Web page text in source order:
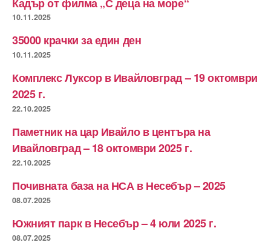
10.11.2025
35000 крачки за един ден
10.11.2025
Комплекс Луксор в Ивайловград – 19 октомври
2025 г.
22.10.2025
Паметник на цар Ивайло в центъра на
Ивайловград – 18 октомври 2025 г.
22.10.2025
Почивната база на НСА в Несебър – 2025
08.07.2025
Южният парк в Несебър – 4 юли 2025 г.
08.07.2025